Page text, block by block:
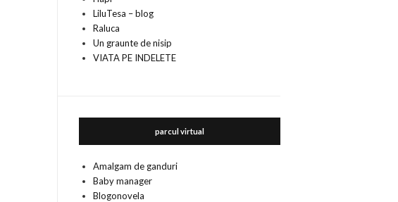
LiluTesa – blog
Raluca
Un graunte de nisip
VIATA PE INDELETE
parcul virtual
Amalgam de ganduri
Baby manager
Blogonovela